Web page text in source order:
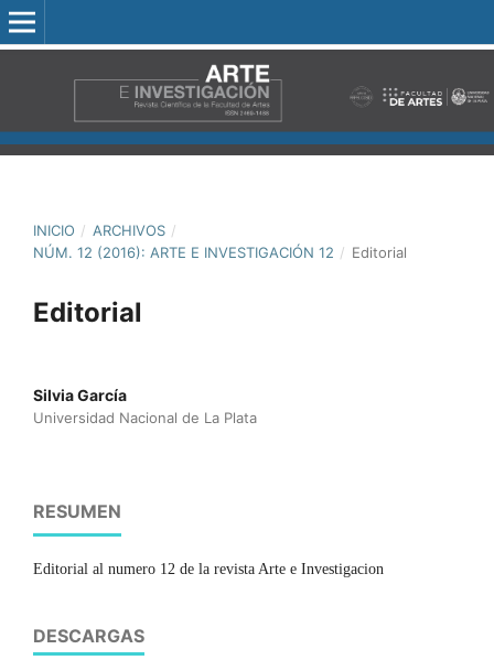
INICIO / ARCHIVOS /
NÚM. 12 (2016): ARTE E INVESTIGACIÓN 12 / Editorial
Editorial
Silvia García
Universidad Nacional de La Plata
RESUMEN
Editorial al numero 12 de la revista Arte e Investigacion
DESCARGAS